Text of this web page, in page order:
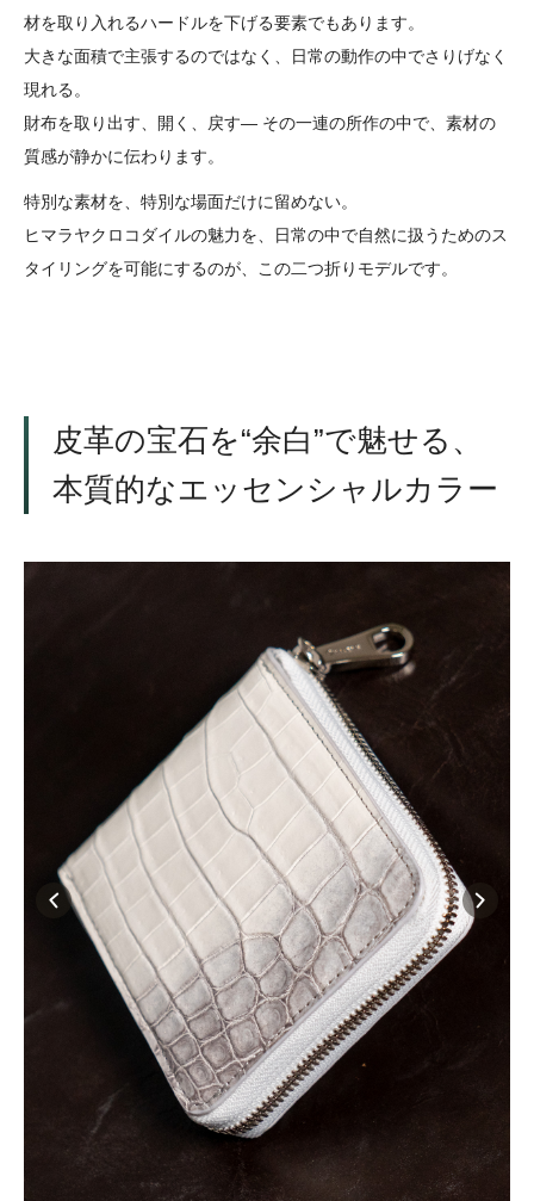
材を取り入れるハードルを下げる要素でもあります。
大きな面積で主張するのではなく、日常の動作の中でさりげなく
現れる。
財布を取り出す、開く、戻す― その一連の所作の中で、素材の
質感が静かに伝わります。
特別な素材を、特別な場面だけに留めない。
ヒマラヤクロコダイルの魅力を、日常の中で自然に扱うためのス
タイリングを可能にするのが、この二つ折りモデルです。
皮革の宝石を“余白”で魅せる、
本質的なエッセンシャルカラー